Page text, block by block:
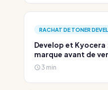
RACHAT DE TONER
Develop et
marque avant de
3 min